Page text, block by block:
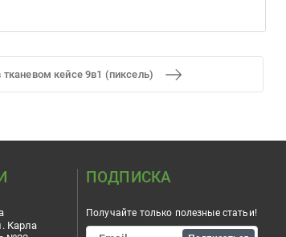
кейсе 9в1 (пиксель)
Карла
ПОДПИСКА
Получайте только полезные статьи!